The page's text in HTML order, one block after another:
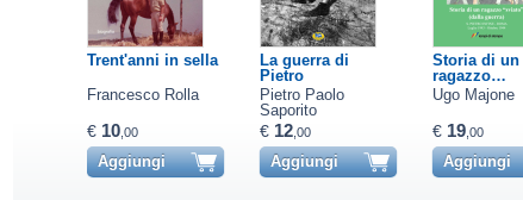
Trent'anni in sella
Francesco Rolla
€ 10,00
Aggiungi
La guerra di
Pietro
Pietro Paolo
Saporito
€ 12,00
Aggiungi
Storia di un
ragazzo…
Ugo Majone
€ 19,00
Aggiungi